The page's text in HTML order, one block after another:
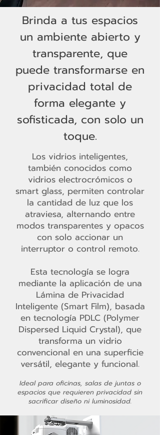
Brinda a tus espacios
un ambiente abierto y
transparente, que
puede transformarse en
privacidad total de
forma elegante y
sofisticada, con solo un
toque.
Los vidrios inteligentes,
también conocidos como
vidrios electrocrómicos o
smart glass, permiten controlar
la cantidad de luz que los
atraviesa, alternando entre
modos transparentes y opacos
con solo accionar un
interruptor o control remoto.
Esta tecnología se logra
mediante la aplicación de una
Lámina de Privacidad
Inteligente (Smart Film), basada
en tecnología PDLC (Polymer
Dispersed Liquid Crystal), que
transforma un vidrio
convencional en una superficie
versátil, elegante y funcional.
Ideal para oficinas, salas de juntas o
espacios que requieren privacidad sin
sacrificar diseño ni luminosidad.